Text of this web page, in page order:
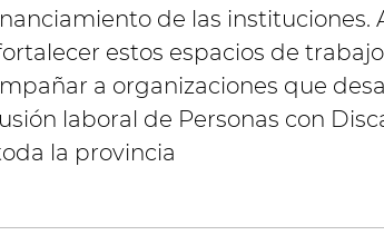
de las instituciones.
estos espacios de
a organizaciones que
laboral de Personas con
la provincia